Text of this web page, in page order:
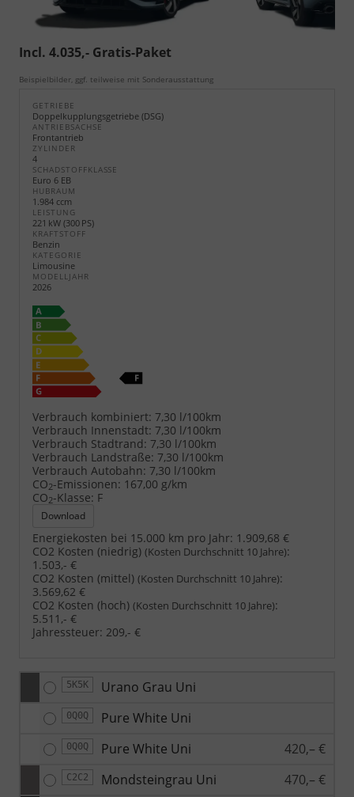
Incl. 4.035,- Gratis-Paket
Beispielbilder, ggf. teilweise mit Sonderausstattung
GETRIEBE
Doppelkupplungsgetriebe (DSG)
ANTRIEBSACHSE
Frontantrieb
ZYLINDER
4
SCHADSTOFFKLASSE
Euro 6 EB
HUBRAUM
1.984 ccm
LEISTUNG
221 kW (300 PS)
KRAFTSTOFF
Benzin
KATEGORIE
Limousine
MODELLJAHR
2026
Verbrauch kombiniert: 7,30 l/100km
Verbrauch Innenstadt: 7,30 l/100km
Verbrauch Stadtrand: 7,30 l/100km
Verbrauch Landstraße: 7,30 l/100km
Verbrauch Autobahn: 7,30 l/100km
CO2-Emissionen: 167,00 g/km
CO2-Klasse: F
Download
Energiekosten bei 15.000 km pro Jahr: 1.909,68 €
CO2 Kosten (niedrig) (Kosten Durchschnitt 10 Jahre):
1.503,- €
CO2 Kosten (mittel) (Kosten Durchschnitt 10 Jahre):
3.569,62 €
CO2 Kosten (hoch) (Kosten Durchschnitt 10 Jahre):
5.511,- €
Jahressteuer: 209,- €
5K5K Urano Grau Uni
0Q0Q Pure White Uni
0Q0Q Pure White Uni 420,– €
C2C2 Mondsteingrau Uni 470,– €